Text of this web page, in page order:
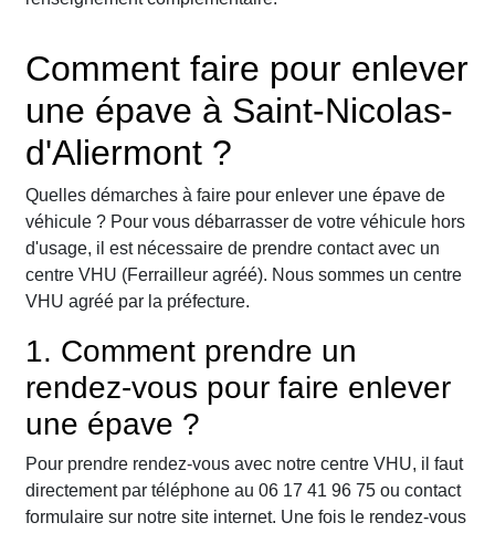
Comment faire pour enlever
une épave à Saint-Nicolas-
d'Aliermont ?
Quelles démarches à faire pour enlever une épave de
véhicule ? Pour vous débarrasser de votre véhicule hors
d'usage, il est nécessaire de prendre contact avec un
centre VHU (Ferrailleur agréé). Nous sommes un centre
VHU agréé par la préfecture.
1. Comment prendre un
rendez-vous pour faire enlever
une épave ?
Pour prendre rendez-vous avec notre centre VHU, il faut
directement par téléphone au 06 17 41 96 75 ou contact
formulaire sur notre site internet. Une fois le rendez-vous